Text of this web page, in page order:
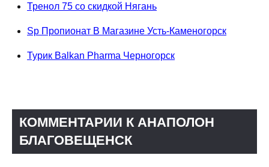
Тренол 75 со скидкой Нягань
Sp Пропионат В Магазине Усть-Каменогорск
Турик Balkan Pharma Черногорск
КОММЕНТАРИИ К АНАПОЛОН
БЛАГОВЕЩЕНСК